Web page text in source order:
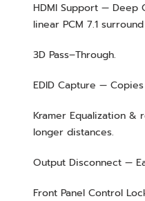
HDMI Support — Deep
linear PCM 7.1
3D Pass–Through.
EDID Capture —
Kramer Equalization &
longer distances.
Output Disconnect —
Front Panel Control